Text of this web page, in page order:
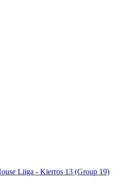
Liiga - Kierros 13 (Group 19)